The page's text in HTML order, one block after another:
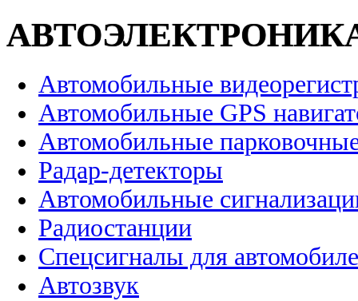
Автомобильные
Автомобильные GPS
Автомобильные
Радар-детекторы
Автомобильные
Радиостанции
Спецсигналы для
Автозвук